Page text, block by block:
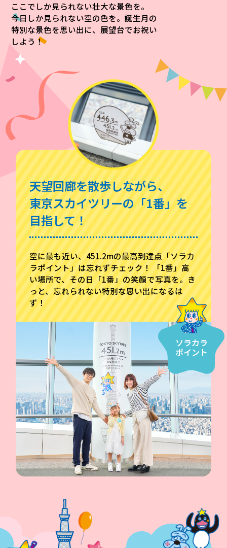
ここでしか見られない壮大な景色を。
今日しか見られない空の色を。誕生月の
特別な景色を思い出に、展望台でお祝い
しよう！
天望回廊を散歩しながら、
東京スカイツリーの「1番」を
目指して！
空に最も近い、451.2mの最高到達点「ソラカ
ラポイント」は忘れずチェック！ 「1番」高
い場所で、その日「1番」の笑顔で写真を。き
っと、忘れられない特別な思い出になるは
ず！
ソラカラ
ポイント